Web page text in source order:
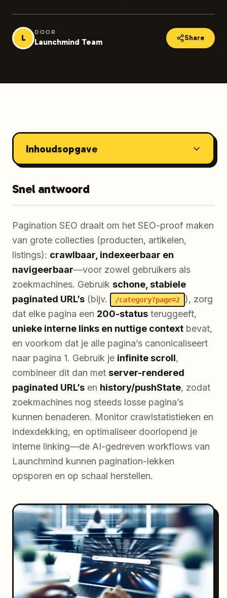
L
DOOR
Launchmind Team Share
Inhoudsopgave
Snel antwoord
Pagination SEO draait om het SEO-proof maken
van grote collecties (producten, artikelen,
listings): crawlbaar, indexeerbaar en
navigeerbaar—voor zowel gebruikers als
zoekmachines. Gebruik schone, stabiele
paginated URL’s (bijv. /category?page=2
), zorg
dat elke pagina een 200-status teruggeeft,
unieke interne links en nuttige context bevat,
en voorkom dat je alle pagina’s canonicaliseert
naar pagina 1. Gebruik je infinite scroll,
combineer dit dan met server-rendered
paginated URL’s en history/pushState, zodat
zoekmachines nog steeds losse pagina’s
kunnen benaderen. Monitor crawlstatistieken en
indexdekking, en optimaliseer doorlopend je
interne linking—de AI-gedreven workflows van
Launchmind kunnen pagination-lekken
opsporen en op schaal herstellen.